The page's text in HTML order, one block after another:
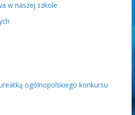
w naszej szkole
ogólnopolskiego konkursu